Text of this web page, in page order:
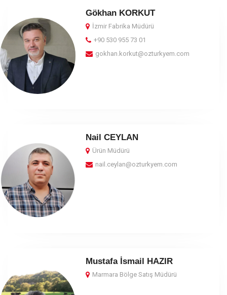
Gökhan KORKUT
İzmir Fabrika Müdürü
+90 530 955 73 01
gokhan.korkut@ozturkyem.com
Nail CEYLAN
Ürün Müdürü
nail.ceylan@ozturkyem.com
Mustafa İsmail HAZIR
Marmara Bölge Satış Müdürü